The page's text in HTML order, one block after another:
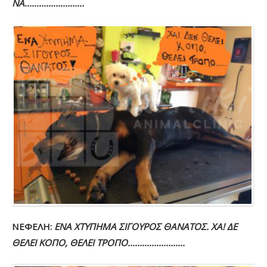
ΝΑ.........................
ΝΕΦΕΛΗ: ΕΝΑ ΧΤΥΠΗΜΑ ΣΙΓΟΥΡΟΣ ΘΑΝΑΤΟΣ. ΧΑ! ΔΕ
ΘΕΛΕΙ ΚΟΠΟ, ΘΕΛΕΙ ΤΡΟΠΟ........................